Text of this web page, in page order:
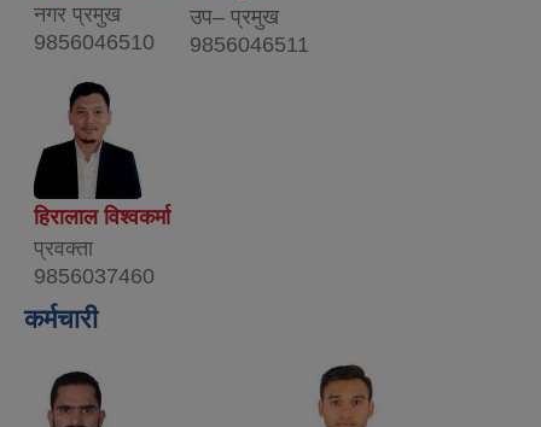
नगर प्रमुख
9856046510
उप– प्रमुख
9856046511
हिरालाल विश्वकर्मा
प्रवक्ता
9856037460
कर्मचारी